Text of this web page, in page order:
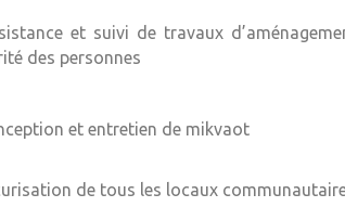
et suivi de travaux
des personnes
et entretien de mikvaot
de tous les locaux